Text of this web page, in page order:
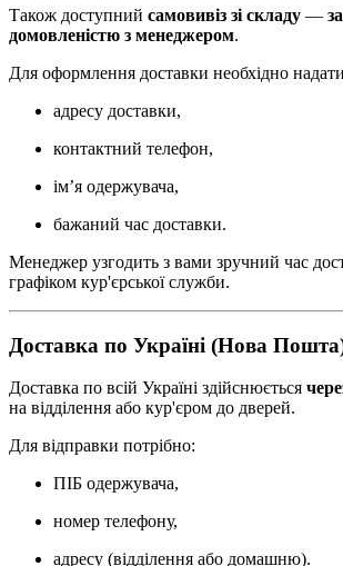
Також доступний самовивіз зі складу —
домовленістю з менеджером.
Для оформлення доставки необхідно
адресу доставки,
контактний телефон,
ім’я одержувача,
бажаний час доставки.
Менеджер узгодить з вами зручний час
графіком кур'єрської служби.
Доставка по Україні (Нова
Доставка по всій Україні здійснюється
на відділення або кур'єром до дверей.
Для відправки потрібно:
ПІБ одержувача,
номер телефону,
адресу (відділення або домашню).